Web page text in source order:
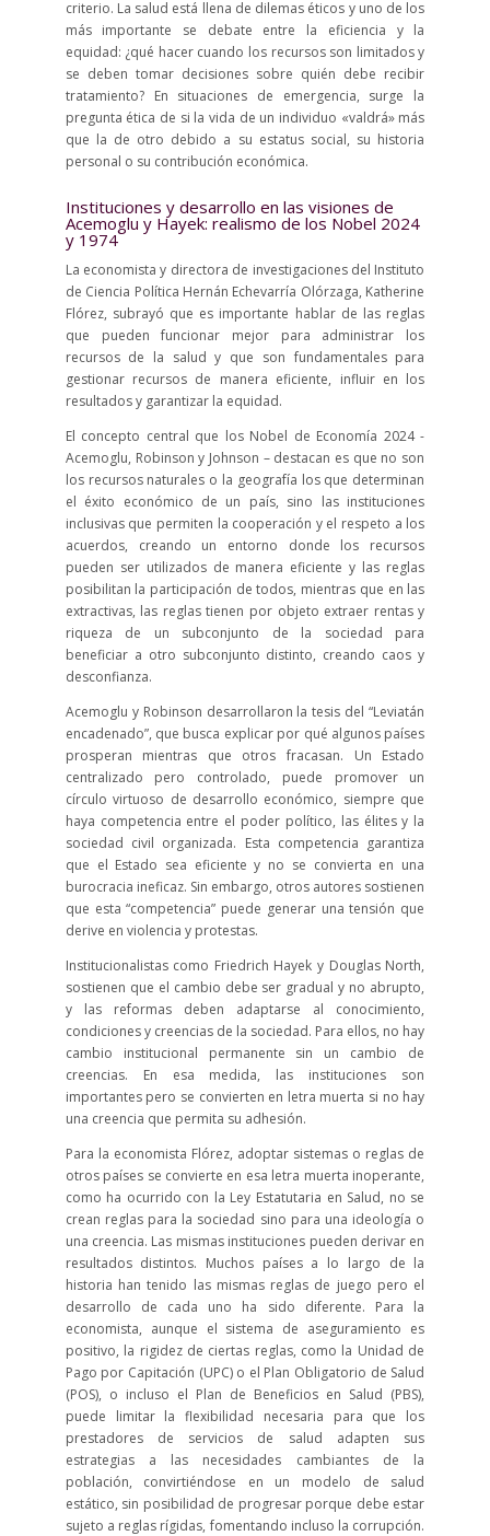
criterio. La salud está llena de dilemas éticos y uno de los
más importante se debate entre la eficiencia y la
equidad: ¿qué hacer cuando los recursos son limitados y
se deben tomar decisiones sobre quién debe recibir
tratamiento? En situaciones de emergencia, surge la
pregunta ética de si la vida de un individuo «valdrá» más
que la de otro debido a su estatus social, su historia
personal o su contribución económica.
Instituciones y desarrollo en las visiones de
Acemoglu y Hayek: realismo de los Nobel 2024
y 1974
La economista y directora de investigaciones del Instituto
de Ciencia Política Hernán Echevarría Olórzaga, Katherine
Flórez, subrayó que es importante hablar de las reglas
que pueden funcionar mejor para administrar los
recursos de la salud y que son fundamentales para
gestionar recursos de manera eficiente, influir en los
resultados y garantizar la equidad.
El concepto central que los Nobel de Economía 2024 -
Acemoglu, Robinson y Johnson – destacan es que no son
los recursos naturales o la geografía los que determinan
el éxito económico de un país, sino las instituciones
inclusivas que permiten la cooperación y el respeto a los
acuerdos, creando un entorno donde los recursos
pueden ser utilizados de manera eficiente y las reglas
posibilitan la participación de todos, mientras que en las
extractivas, las reglas tienen por objeto extraer rentas y
riqueza de un subconjunto de la sociedad para
beneficiar a otro subconjunto distinto, creando caos y
desconfianza.
Acemoglu y Robinson desarrollaron la tesis del “Leviatán
encadenado”, que busca explicar por qué algunos países
prosperan mientras que otros fracasan. Un Estado
centralizado pero controlado, puede promover un
círculo virtuoso de desarrollo económico, siempre que
haya competencia entre el poder político, las élites y la
sociedad civil organizada. Esta competencia garantiza
que el Estado sea eficiente y no se convierta en una
burocracia ineficaz. Sin embargo, otros autores sostienen
que esta “competencia” puede generar una tensión que
derive en violencia y protestas.
Institucionalistas como Friedrich Hayek y Douglas North,
sostienen que el cambio debe ser gradual y no abrupto,
y las reformas deben adaptarse al conocimiento,
condiciones y creencias de la sociedad. Para ellos, no hay
cambio institucional permanente sin un cambio de
creencias. En esa medida, las instituciones son
importantes pero se convierten en letra muerta si no hay
una creencia que permita su adhesión.
Para la economista Flórez, adoptar sistemas o reglas de
otros países se convierte en esa letra muerta inoperante,
como ha ocurrido con la Ley Estatutaria en Salud, no se
crean reglas para la sociedad sino para una ideología o
una creencia. Las mismas instituciones pueden derivar en
resultados distintos. Muchos países a lo largo de la
historia han tenido las mismas reglas de juego pero el
desarrollo de cada uno ha sido diferente. Para la
economista, aunque el sistema de aseguramiento es
positivo, la rigidez de ciertas reglas, como la Unidad de
Pago por Capitación (UPC) o el Plan Obligatorio de Salud
(POS), o incluso el Plan de Beneficios en Salud (PBS),
puede limitar la flexibilidad necesaria para que los
prestadores de servicios de salud adapten sus
estrategias a las necesidades cambiantes de la
población, convirtiéndose en un modelo de salud
estático, sin posibilidad de progresar porque debe estar
sujeto a reglas rígidas, fomentando incluso la corrupción.